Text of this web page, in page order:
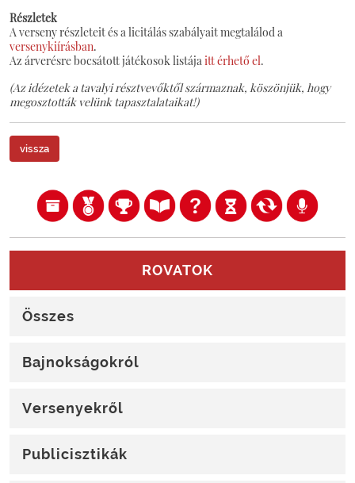
Részletek
A verseny részleteit és a licitálás szabályait megtalálod a
versenykiírásban.
Az árverésre bocsátott játékosok listájaitt érhető el.
(Az idézetek a tavalyi résztvevőktől származnak, köszönjük, hogy
megosztották velünk tapasztalataikat!)
vissza
ROVATOK
Összes
Bajnokságokról
Versenyekről
Publicisztikák